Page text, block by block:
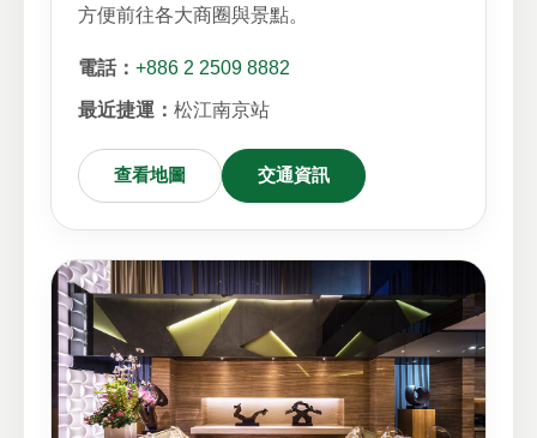
方便前往各大商圈與景點。
電話： +886 2 2509 8882
最近捷運： 松江南京站
查看地圖 交通資訊